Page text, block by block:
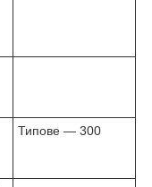
Типове ― 300